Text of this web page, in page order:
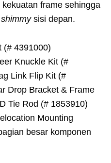
frame sehingga
shimmysisi depan.
(# 4391000)
Knuckle Kit (#
Link Flip Kit (#
Drop Bracket & Frame
Tie Rod (# 1853910)
Mounting
besar komponen